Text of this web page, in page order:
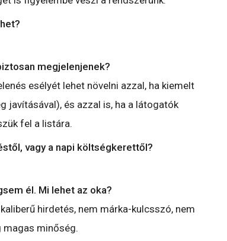
megjelenjenek?
esélyét lehet növelni azzal, ha kiemelt
javításával), és azzal is, ha a látogatók
fel a listára.
vagy a napi költségkerettől?
él. Mi lehet az oka?
hirdetés, nem márka-kulcsszó, nem
magas minőség.